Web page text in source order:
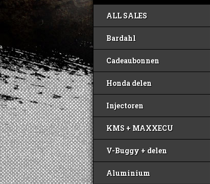
ALL SALES
Bardahl
Cadeaubonnen
Honda delen
Injectoren
KMS + MAXXECU
V-Buggy + delen
Aluminium